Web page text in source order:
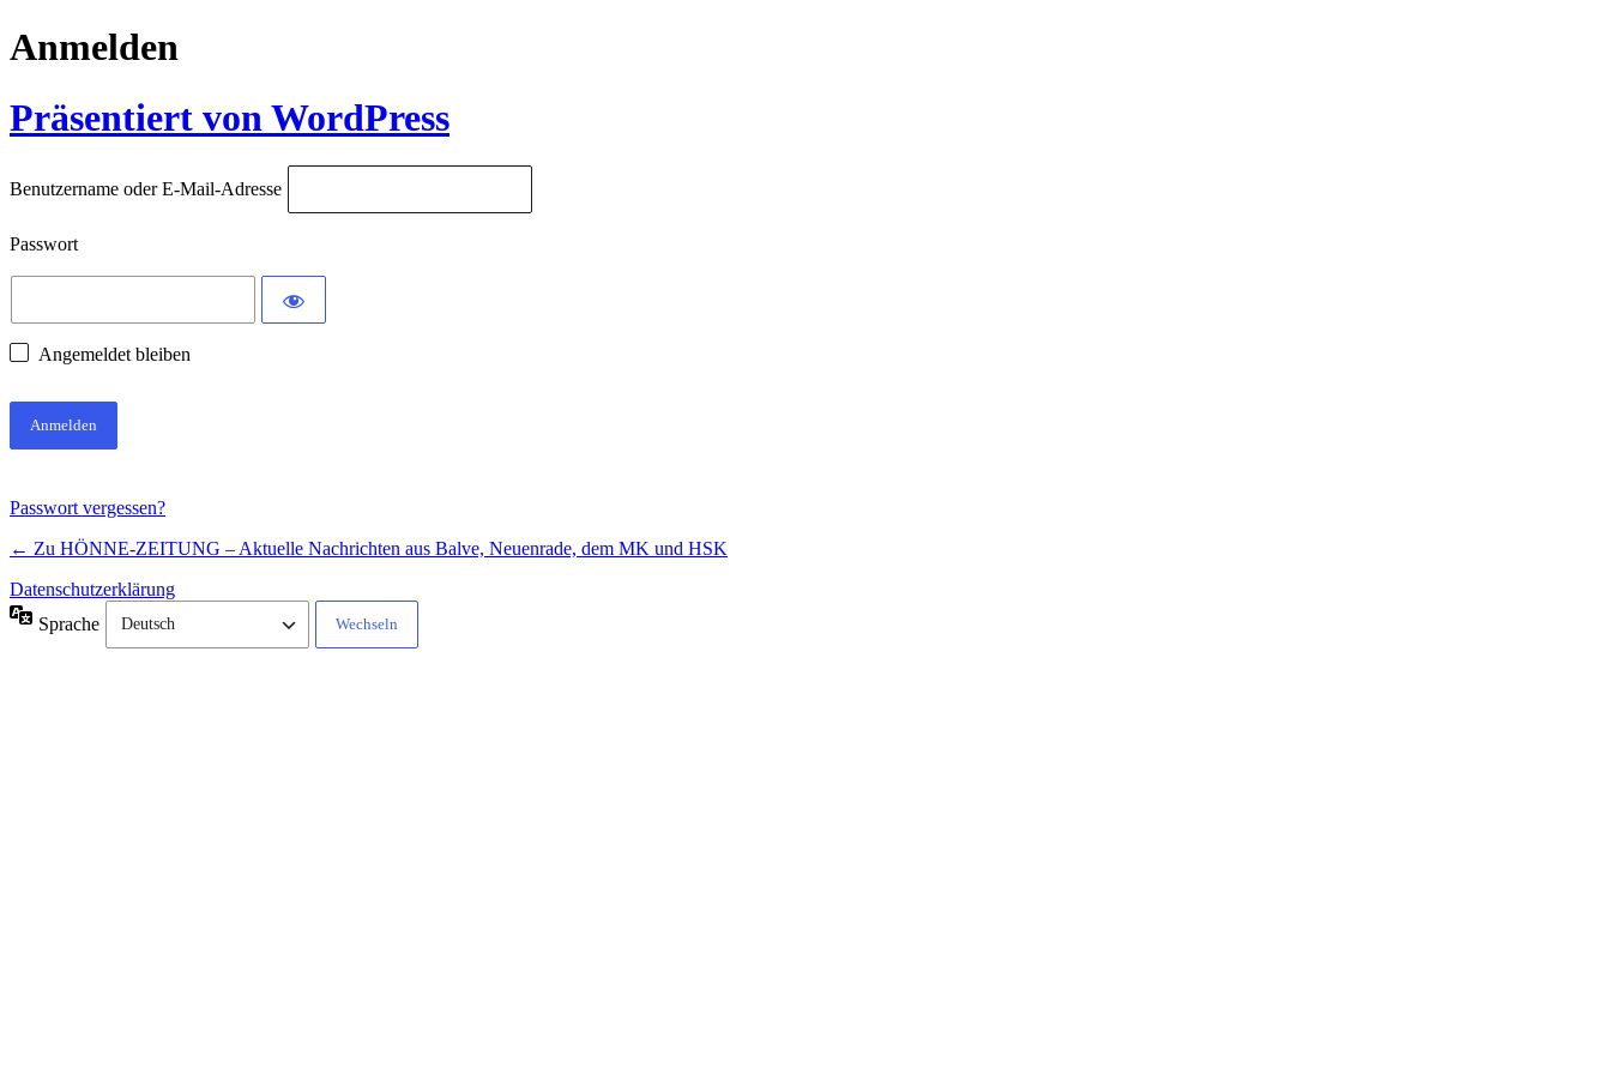
Anmelden
Präsentiert von WordPress
Benutzername oder E-Mail-Adresse
Passwort
Angemeldet bleiben
Passwort vergessen?
← Zu HÖNNE-ZEITUNG – Aktuelle Nachrichten aus Balve, Neuenrade, dem MK und HSK
Datenschutzerklärung
Sprache